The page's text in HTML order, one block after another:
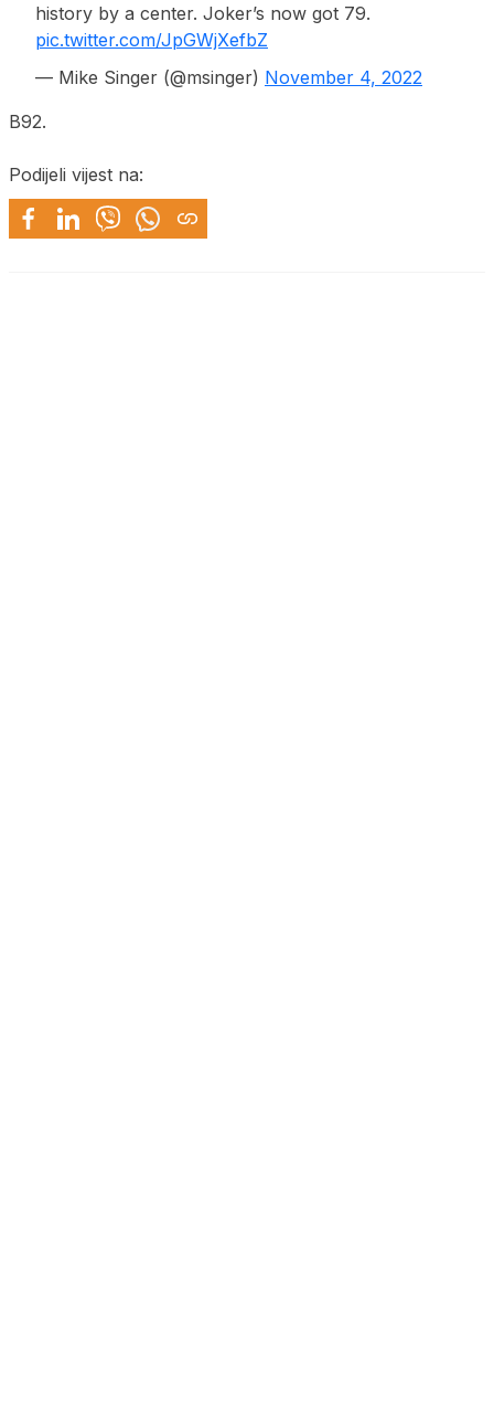
history by a center. Joker’s now got 79.
pic.twitter.com/JpGWjXefbZ
— Mike Singer (@msinger) November 4, 2022
B92.
Podijeli vijest na: